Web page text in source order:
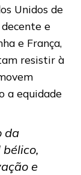
Unidos de
e
e França,
resistir à
a equidade
da
e